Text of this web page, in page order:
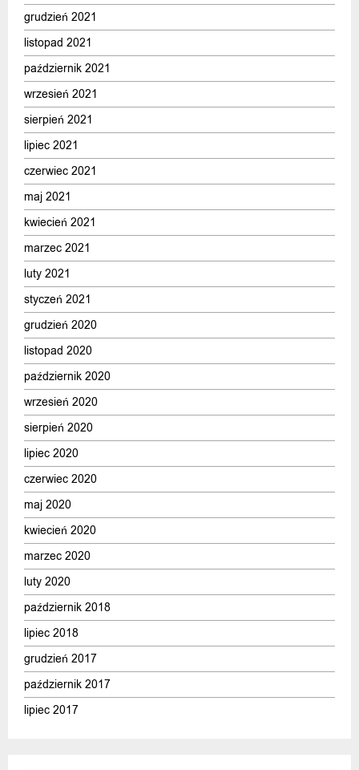
grudzień 2021
listopad 2021
październik 2021
wrzesień 2021
sierpień 2021
lipiec 2021
czerwiec 2021
maj 2021
kwiecień 2021
marzec 2021
luty 2021
styczeń 2021
grudzień 2020
listopad 2020
październik 2020
wrzesień 2020
sierpień 2020
lipiec 2020
czerwiec 2020
maj 2020
kwiecień 2020
marzec 2020
luty 2020
październik 2018
lipiec 2018
grudzień 2017
październik 2017
lipiec 2017